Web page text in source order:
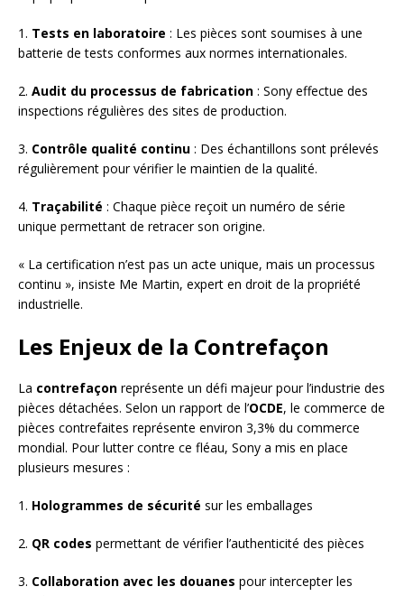
1. Tests en laboratoire : Les pièces sont soumises à une
batterie de tests conformes aux normes internationales.
2. Audit du processus de fabrication : Sony effectue des
inspections régulières des sites de production.
3. Contrôle qualité continu : Des échantillons sont prélevés
régulièrement pour vérifier le maintien de la qualité.
4. Traçabilité : Chaque pièce reçoit un numéro de série
unique permettant de retracer son origine.
« La certification n’est pas un acte unique, mais un processus
continu », insiste Me Martin, expert en droit de la propriété
industrielle.
Les Enjeux de la Contrefaçon
La contrefaçon représente un défi majeur pour l’industrie des
pièces détachées. Selon un rapport de l’OCDE, le commerce de
pièces contrefaites représente environ 3,3% du commerce
mondial. Pour lutter contre ce fléau, Sony a mis en place
plusieurs mesures :
1. Hologrammes de sécurité sur les emballages
2. QR codes permettant de vérifier l’authenticité des pièces
3. Collaboration avec les douanes pour intercepter les